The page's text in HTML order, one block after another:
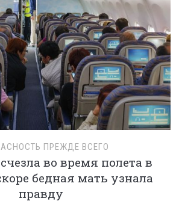
ПРЕЖДЕ ВСЕГО
во время полета в
бедная мать узнала
правду